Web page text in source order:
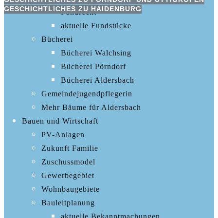
Fundrecht
aktuelle Fundstücke
Bücherei
Bücherei Walchsing
Bücherei Pörndorf
Bücherei Aldersbach
Gemeindejugendpflegerin
Mehr Bäume für Aldersbach
Bauen und Wirtschaft
PV-Anlagen
Zukunft Familie
Zuschussmodel
Gewerbegebiet
Wohnbaugebiete
Bauleitplanung
aktuelle Bekanntmachungen
GESCHICHTLICHES ZU HAIDENBURG